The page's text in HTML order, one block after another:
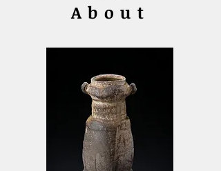
About